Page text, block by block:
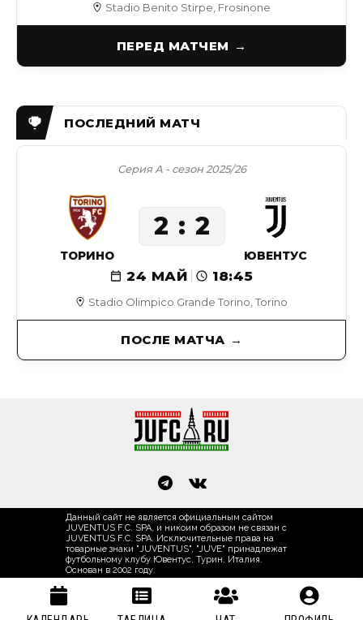
Stadio Benito Stirpe, Frosinone
ПЕРЕД МАТЧЕМ
Stadio Olimpico Grande Torino, Torino
Серия А - сезон 2025/26
24 МАЙ 18:45
ТОРИНО
2 2
ЮВЕНТУС
ПОСЛЕ МАТЧА
Данный сайт не является официальным сайтом
JUVENTUS F.C. SPA, и никоим образом не связан с
JUVENTUS F.C. SPA. Исключительные права на
товарные знаки "JUVENTUS", "JUVE" принадлежат
футбольному клубу Ювентус, Турин, Италия.
Основан в 2002 году.